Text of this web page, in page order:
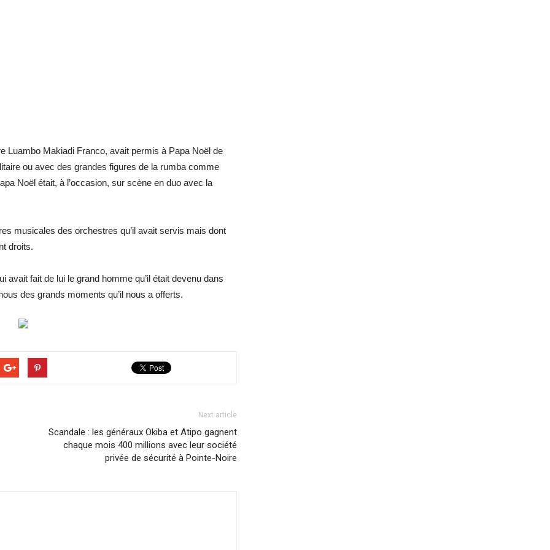
Luambo Makiadi Franco, avait permis à Papa Noël de
ou avec des grandes figures de la rumba comme
Noël était, à l’occasion, sur scène en duo avec la
musicales des orchestres qu’il avait servis mais dont
droits.
avait fait de lui le grand homme qu’il était devenu dans
des grands moments qu’il nous a offerts.
Next article
Scandale : les généraux Okiba et Atipo gagnent
chaque mois 400 millions avec leur société
privée de sécurité à Pointe-Noire